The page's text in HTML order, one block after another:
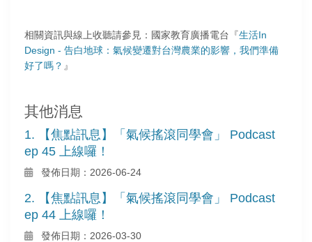
相關資訊與線上收聽請參見：國家教育廣播電台『生活In
Design - 告白地球：氣候變遷對台灣農業的影響，我們準備
好了嗎？ 』
其他消息
1. 【焦點訊息】「氣候搖滾同學會」 Podcast
ep 45 上線囉！
發佈日期：2026-06-24
2. 【焦點訊息】「氣候搖滾同學會」 Podcast
ep 44 上線囉！
發佈日期：2026-03-30